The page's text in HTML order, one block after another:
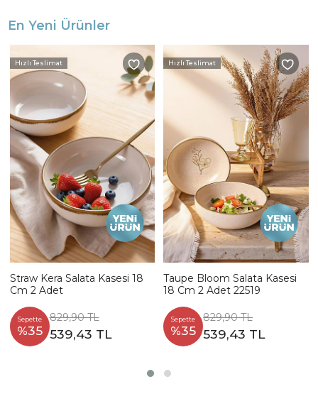
En Yeni Ürünler
Hızlı Teslimat
Straw Kera Salata Kasesi 18
Cm 2 Adet
Sepette
%35
829,90 TL
539,43 TL
Hızlı Teslimat
Taupe Bloom Salata Kasesi
18 Cm 2 Adet 22519
Sepette
%35
829,90 TL
539,43 TL